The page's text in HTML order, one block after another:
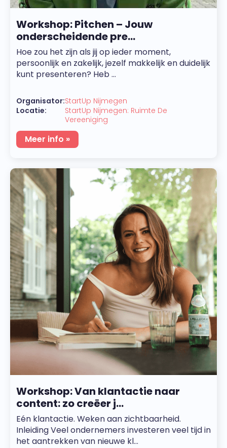
Workshop: Pitchen – Jouw
onderscheidende pre...
Hoe zou het zijn als jij op ieder moment,
persoonlijk en zakelijk, jezelf makkelijk en duidelijk
kunt presenteren? Heb ...
Organisator:
Locatie:
StartUp Nijmegen
StartUp Nijmegen: Ruimte De
Vereeniging
Meer info »
Workshop: Van klantactie naar
content: zo creëer j...
Eén klantactie. Weken aan zichtbaarheid.
Inleiding Veel ondernemers investeren veel tijd in
het aantrekken van nieuwe kl...